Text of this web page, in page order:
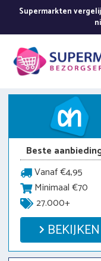
de
inhoud
Supermarkten
Beste
Vanaf €4,95
Minimaal €70
27.000+
BEKIJKEN